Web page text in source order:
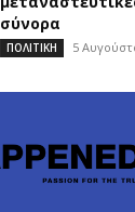
σύνορα
ΠΟΛΙΤΙΚΗ 5